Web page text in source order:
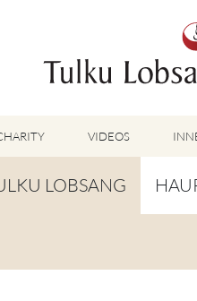
VIDEOS
TUMMO VIDEOS
LOBSANG
LU